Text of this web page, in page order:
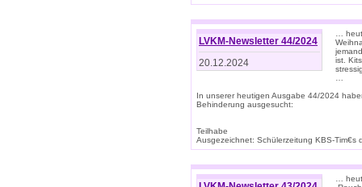
LVKM-Newsletter 44/2024
20.12.2024
…
ist.
In unserer heutigen Ausgabe 44/2024
Behinderung ausgesucht:
Teilhabe
Ausgezeichnet: Schülerzeitung KBS-Tim€s
…